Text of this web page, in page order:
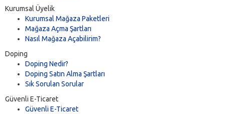
Kurumsal Üyelik
Kurumsal Mağaza Paketleri
Mağaza Açma Şartları
Nasıl Mağaza Açabilirim?
Doping
Doping Nedir?
Doping Satın Alma Şartları
Sık Sorulan Sorular
Güvenli E-Ticaret
Güvenli E-Ticaret